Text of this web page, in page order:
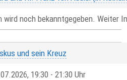
wird noch bekanntgegeben. Weiter
und sein Kreuz
19:30 - 21:30 Uhr